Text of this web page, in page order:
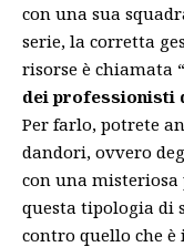
con una sua
serie, la corretta
risorse è chiamata
dei professionisti
Per farlo, potrete
dandori, ovvero
con una misteriosa
questa tipologia di
contro quello che